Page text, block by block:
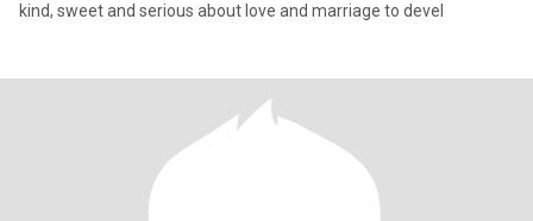
kind, sweet and serious about love and marriage to devel